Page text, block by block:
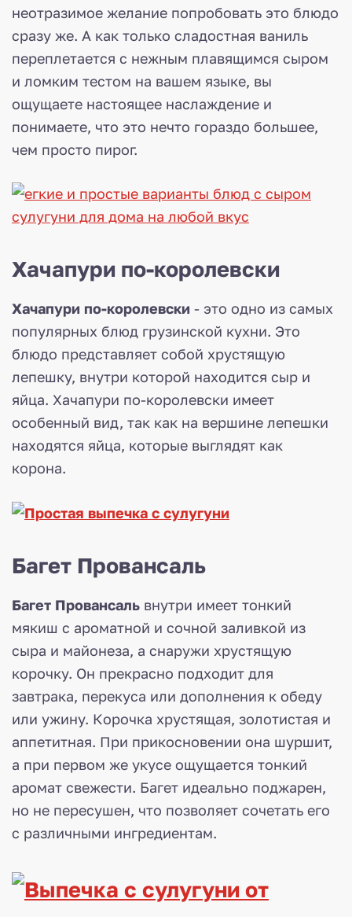
неотразимое желание попробовать это блюдо
сразу же. А как только сладостная ваниль
переплетается с нежным плавящимся сыром
и ломким тестом на вашем языке, вы
ощущаете настоящее наслаждение и
понимаете, что это нечто гораздо большее,
чем просто пирог.
Хачапури по-королевски
Хачапури по-королевски - это одно из самых
популярных блюд грузинской кухни. Это
блюдо представляет собой хрустящую
лепешку, внутри которой находится сыр и
яйца. Хачапури по-королевски имеет
особенный вид, так как на вершине лепешки
находятся яйца, которые выглядят как
корона.
Багет Провансаль
Багет Провансаль внутри имеет тонкий
мякиш с ароматной и сочной заливкой из
сыра и майонеза, а снаружи хрустящую
корочку. Он прекрасно подходит для
завтрака, перекуса или дополнения к обеду
или ужину. Корочка хрустящая, золотистая и
аппетитная. При прикосновении она шуршит,
а при первом же укусе ощущается тонкий
аромат свежести. Багет идеально поджарен,
но не пересушен, что позволяет сочетать его
с различными ингредиентам.